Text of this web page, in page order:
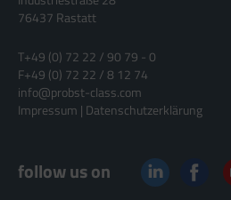
76437 Rastatt
T+49 (0) 72 22 / 90 79 - 0
F+49 (0) 72 22 / 8 12 74
info@probst-class.com
Impressum | Datenschutzerklärung
follow us on